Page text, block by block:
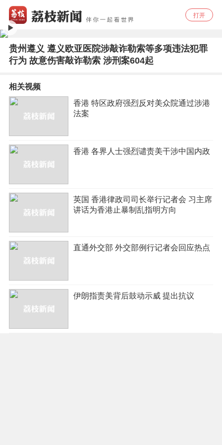
打开
贵州遵义 遵义欧亚医院涉敲诈勒索等多项违法犯罪
行为 故意伤害敲诈勒索 涉刑案604起
相关视频
香港 特区政府强烈反对美众院通过涉港
法案
香港 各界人士强烈谴责美干涉中国内政
英国 香港律政司司长举行记者会 习主席
讲话为香港止暴制乱指明方向
直通外交部 外交部例行记者会回应热点
伊朗指责美背后鼓动示威 提出抗议